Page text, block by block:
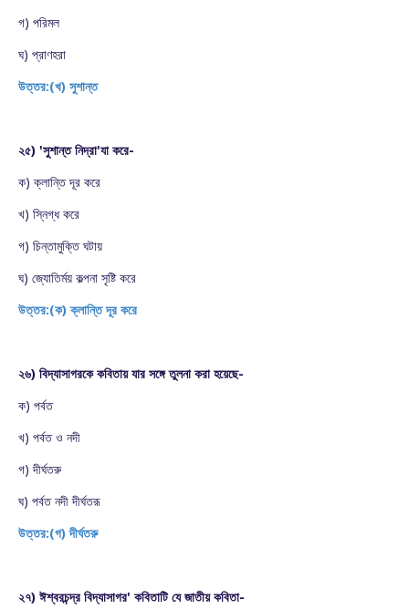
গ) পরিমল
ঘ) প্রাণহরা
উত্তর:(খ) সুশান্ত
২৫) 'সুশান্ত নিদ্রা'যা করে-
ক) ক্লান্তি দূর করে
খ) স্নিগ্ধ করে
গ) চিন্তামুক্তি ঘটায়
ঘ) জ্যোতির্ময় কল্পনা সৃষ্টি করে
উত্তর:(ক) ক্লান্তি দূর করে
২৬) বিদ্যাসাগরকে কবিতায় যার সঙ্গে তুলনা করা হয়েছে-
ক) পর্বত
খ) পর্বত ও নদী
গ) দীর্ঘতরু
ঘ) পর্বত নদী দীর্ঘতরূ
উত্তর:(গ) দীর্ঘতরু
২৭) ঈশ্বরচন্দ্র বিদ্যাসাগর' কবিতাটি যে জাতীয় কবিতা-